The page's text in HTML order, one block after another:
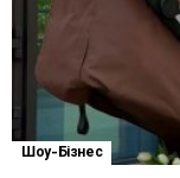
Шоу-Бізнес